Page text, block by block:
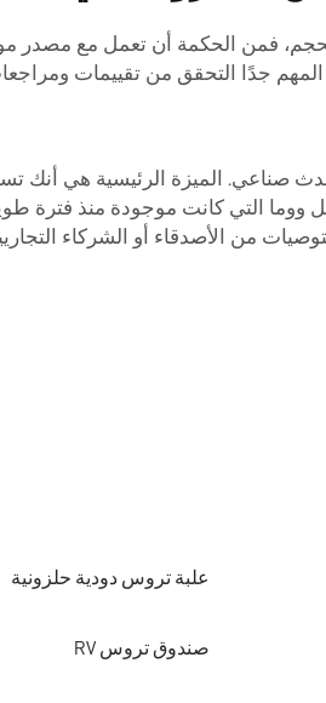
فمن الحكمة أن تعمل مع مصدر
جدًا التحقق من تقييمات
صناعي. الميزة الرئيسية هي أنك
التي كانت موجودة منذ فترة
من الأصدقاء أو الشركاء
علبة تروس دودية حلزونية
صندوق تروس RV